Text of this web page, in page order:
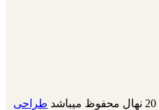
طراحی